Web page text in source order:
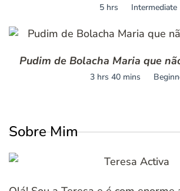
5 hrs Intermediate
Pudim de Bolacha Maria que
3 hrs 40 mins
Sobre Mim